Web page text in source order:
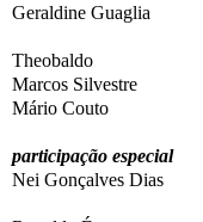
Geraldine Guaglia
Theobaldo
Marcos Silvestre
Mário Couto
participação especial
Nei Gonçalves Dias